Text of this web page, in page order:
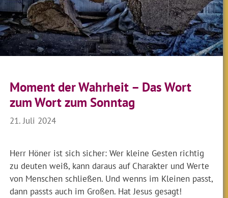
Moment der Wahrheit – Das Wort
zum Wort zum Sonntag
21. Juli 2024
Herr Höner ist sich sicher: Wer kleine Gesten richtig
zu deuten weiß, kann daraus auf Charakter und Werte
von Menschen schließen. Und wenns im Kleinen passt,
dann passts auch im Großen. Hat Jesus gesagt!